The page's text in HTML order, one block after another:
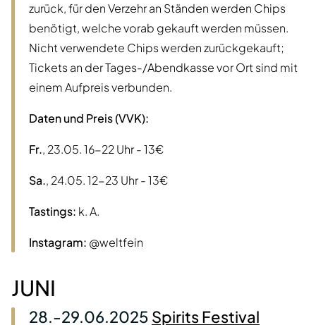
zurück, für den Verzehr an Ständen werden Chips
benötigt, welche vorab gekauft werden müssen.
Nicht verwendete Chips werden zurückgekauft;
Tickets an der Tages-/Abendkasse vor Ort sind mit
einem Aufpreis verbunden.
Daten und Preis (VVK):
Fr., 23.05. 16-22 Uhr - 13€
Sa., 24.05. 12-23 Uhr - 13€
Tastings: k. A.
Instagram: @weltfein
JUNI
28.-29.06.2025 Spirits Festival